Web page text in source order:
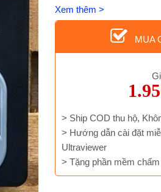
Xem thêm >
MUA
> Ship COD thu hộ,
> Hướng dẫn cài đặt
Ultraviewer
> Tặng phần mềm